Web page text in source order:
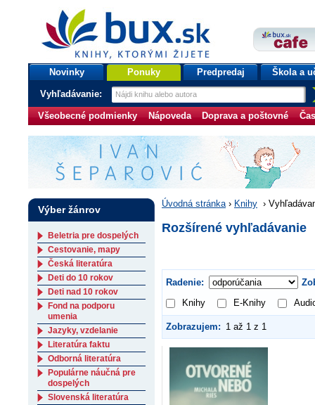
bux.sk
knihy, ktorými žijete
Úvodná stránka
Novinky Ponuky Predpredaj Škola a
Vyhľadávanie:
Všeobecné podmienky Nápoveda Doprava a poštovné
Úvodná stránka› Knihy ›
Rozšírené vyhľadávanie
Radenie:
Knihy
E-Knihy
Zobrazujem: 1 až 1 z 1
Výber žánrov
Beletria pre dospelých
Cestovanie, mapy
Česká literatúra
Deti do 10 rokov
Deti nad 10 rokov
Fond na podporu
umenia
Jazyky, vzdelanie
Literatúra faktu
Odborná literatúra
Populárne náučná pre
dospelých
Slovenská literatúra